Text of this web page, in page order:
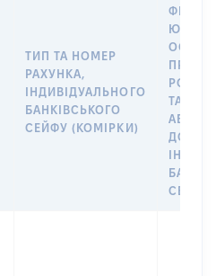
ТИП ТА НОМЕР
РАХУНКА,
ІНДИВІДУАЛЬНОГО
БАНКІВСЬКОГО
СЕЙФУ (КОМІРКИ)
ПРАВО
ТАКИМ
АБО
ДО
СЕЙФУ